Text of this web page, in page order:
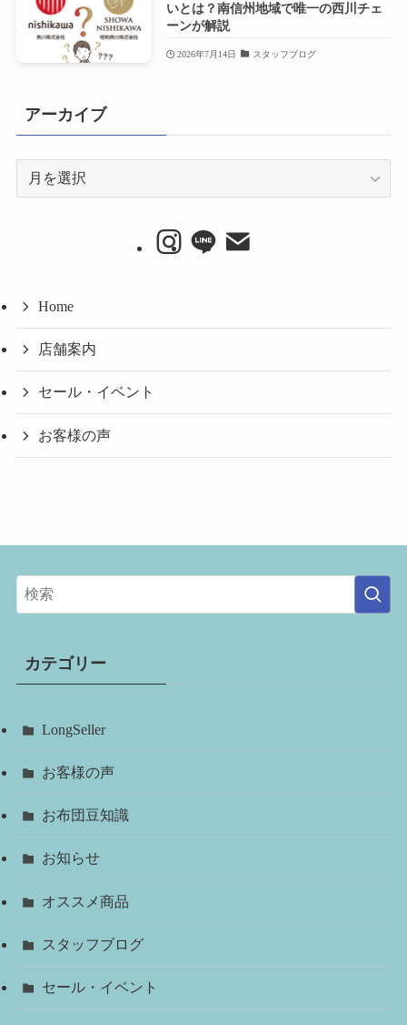
いとは？南信州地域で唯一の西川チェ
ーンが解説
2026年7月14日 スタッフブログ
アーカイブ
ー
Home
店舗案内
セール・イベント
お客様の声
カテゴリー
LongSeller
お客様の声
お布団豆知識
お知らせ
オススメ商品
スタッフブログ
セール・イベント